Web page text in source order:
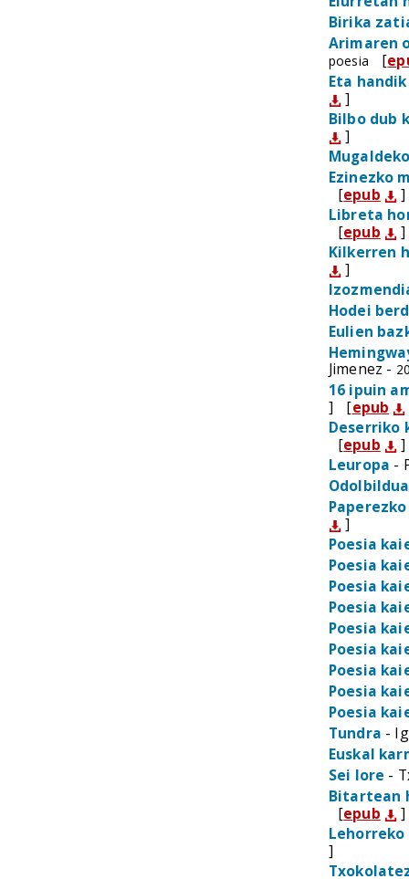
Birika
Arimaren
poesia [
Eta
]
Bilbo dub
]
Ezinezko
[epub
]
Libreta
[epub
]
Kilkerren
]
Hodei
Eulien
Jimenez -
16 ipuin
]
[epub
Deserriko
[epub
]
Leuropa -
Odolbildua
]
Poesia
Poesia
Poesia
Poesia
Poesia
Poesia
Poesia
Poesia
Poesia
Tundra -
Euskal
Sei lore -
Bitartean
[epub
]
]